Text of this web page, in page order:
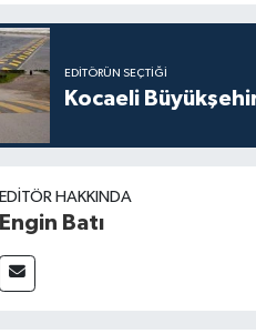
EDITÖRÜN SEÇTIĞI
Kocaeli
EDITÖR HAKKINDA
Engin Batı